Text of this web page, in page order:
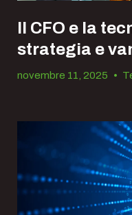
Il CFO e la
strategia e
novembre 11, 2025 •